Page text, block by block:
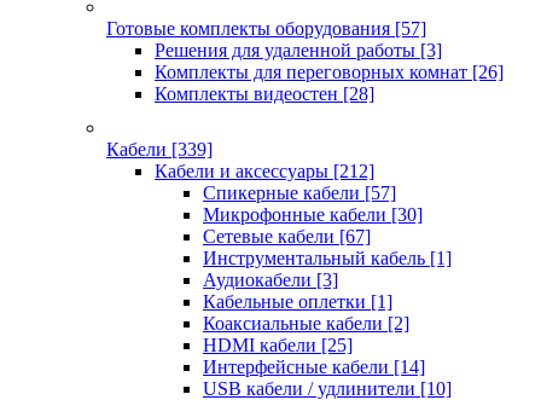
Готовые комплекты оборудования [57]
Решения для удаленной работы [3]
Комплекты для переговорных комнат [26]
Комплекты видеостен [28]
Кабели [339]
Кабели и аксессуары [212]
Спикерные кабели [57]
Микрофонные кабели [30]
Сетевые кабели [67]
Инструментальный кабель [1]
Аудиокабели [3]
Кабельные оплетки [1]
Коаксиальные кабели [2]
HDMI кабели [25]
Интерфейсные кабели [14]
USB кабели / удлинители [10]